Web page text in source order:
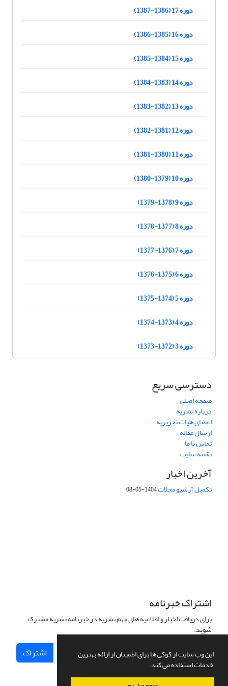
این وب سایت از کوکی ها برای اطمینان از ارائه بهترین
خدمات استفاده می کند.
دوره 17 (1386-1387)
دوره 16 (1385-1386)
دوره 15 (1384-1385)
دوره 14 (1383-1384)
دوره 13 (1382-1383)
دوره 12 (1381-1382)
دوره 11 (1380-1381)
دوره 10 (1379-1380)
دوره 9 (1378-1379)
دوره 8 (1377-1378)
دوره 7 (1376-1377)
دوره 6 (1375-1376)
دوره 5 (1374-1375)
دوره 4 (1373-1374)
دوره 3 (1372-1373)
دسترسی سریع
صفحه اصلی
درباره نشریه
اعضای هیات تحریریه
ارسال مقاله
تماس با ما
نقشه سایت
آخرین اخبار
تکمیل آرشیو مجلات1404-05-08
اشتراک خبرنامه
برای دریافت اخبار و اطلاعیه های مهم نشریه در خبرنامه نشریه مشترک
شوید.
اشتراک